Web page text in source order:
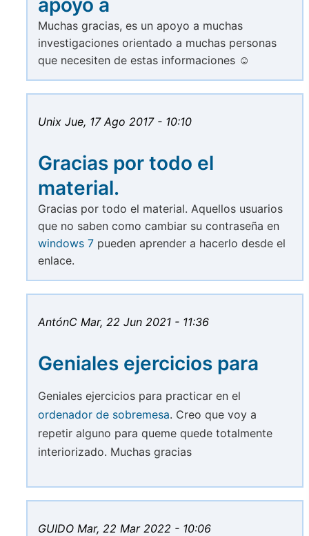
apoyo a
Muchas gracias, es un apoyo a muchas
investigaciones orientado a muchas personas
que necesiten de estas informaciones ☺
Unix Jue, 17 Ago 2017 - 10:10
Gracias por todo el
material.
Gracias por todo el material. Aquellos usuarios
que no saben como cambiar su contraseña en
windows 7 pueden aprender a hacerlo desde el
enlace.
AntónC Mar, 22 Jun 2021 - 11:36
Geniales ejercicios para
Geniales ejercicios para practicar en el
ordenador de sobremesa. Creo que voy a
repetir alguno para queme quede totalmente
interiorizado. Muchas gracias
GUIDO Mar, 22 Mar 2022 - 10:06